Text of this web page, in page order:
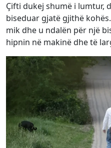
Çifti dukej shumë i lumtur,
biseduar gjatë gjithë
mik dhe u ndalën për një
hipnin në makinë dhe të